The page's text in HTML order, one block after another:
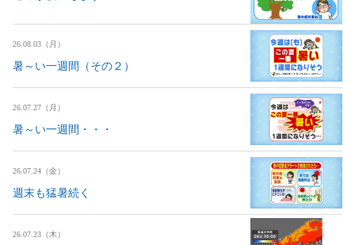
26.08.03（月）
暑～い一週間（その２）
26.07.27（月）
暑～い一週間・・・
26.07.24（金）
週末も猛暑続く
26.07.23（木）